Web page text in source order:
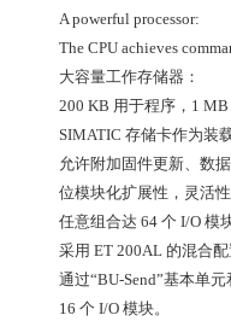
A powerful processor:
The CPU achieves
大容量工作存储器：
200 KB 用于程序，1
SIMATIC 存储卡作为装
允许附加固件更新、数
位模块化扩展性，灵活性
任意组合达 64 个 I/O 模
采用 ET 200AL 的混合配
通过“BU-Send”基本单
16 个 I/O 模块。